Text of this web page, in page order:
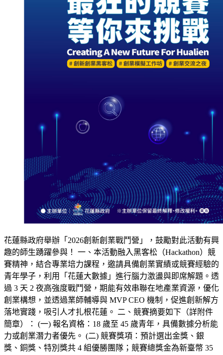
花蓮縣政府舉辦「2026創新創業戰鬥營」，鼓勵對此活動有興
趣的師生踴躍參與！ 一、本活動融入黑客松（Hackathon）競
賽精神，結合專業培力課程，邀請具備創業實績或競賽經驗的
青年學子，利用「花蓮大數據」進行腦力激盪與即席解題。透
過 3 天 2 夜高強度戰鬥營，期能有效串聯在地產業資源，優化
創業構想，並透過業師輔導與 MVP CEO 機制，促進創新解方
落地實踐，吸引人才扎根花蓮。 二、競賽摘要如下（詳附件
簡章）： (一) 報名資格：18 歲至 45 歲青年，具備數據分析能
力或創業潛力者優先。 (二) 競賽獎項：預計選出金獎、銀
獎、銅獎、特別獎共 4 組優勝團隊；競賽總獎金為新臺幣 35